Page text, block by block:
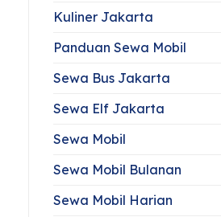
Kuliner Jakarta
Panduan Sewa Mobil
Sewa Bus Jakarta
Sewa Elf Jakarta
Sewa Mobil
Sewa Mobil Bulanan
Sewa Mobil Harian